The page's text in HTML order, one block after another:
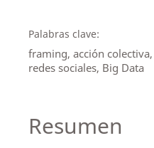
Palabras clave:
framing, acción
redes sociales, Big Data
Resumen